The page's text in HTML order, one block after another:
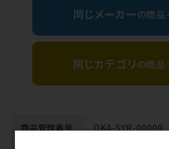
同じメーカーの商品
同じカテゴリの商品
商品管理番号 OKA-SYR-00009